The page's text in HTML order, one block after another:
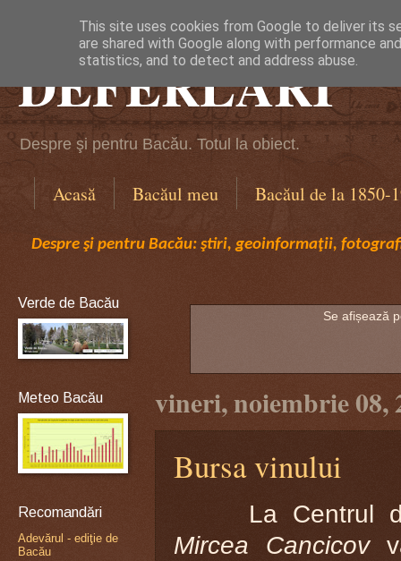
DEFERLĂRI
Despre şi pentru Bacău. Totul la obiect.
Acasă Bacăul meu Bacăul de la 1850-
Despre şi pentru Bacău: ştiri, geoinformaţii,
Se afișează
vineri, noiembrie 08,
Bursa vinului
La Centrul de
Mircea Cancicov
Verde de Bacău
Meteo Bacău
Recomandări
Adevărul - ediţie de
Bacău
This site uses cookies from Google to deliver its
are shared with Google along with performance
statistics, and to detect and address abuse.